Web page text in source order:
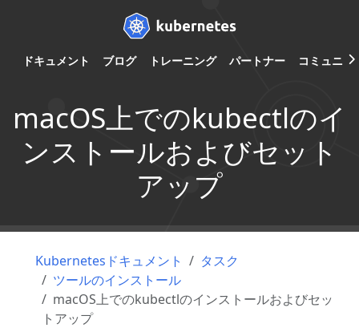
ドキュメント ブログ トレーニング パートナー コミュニテ
macOS上でのkubectlのイ
ンストールおよびセット
アップ
Kubernetesドキュメント
タスク
ツールのインストール
macOS上でのkubectlのインストールおよびセッ
トアップ